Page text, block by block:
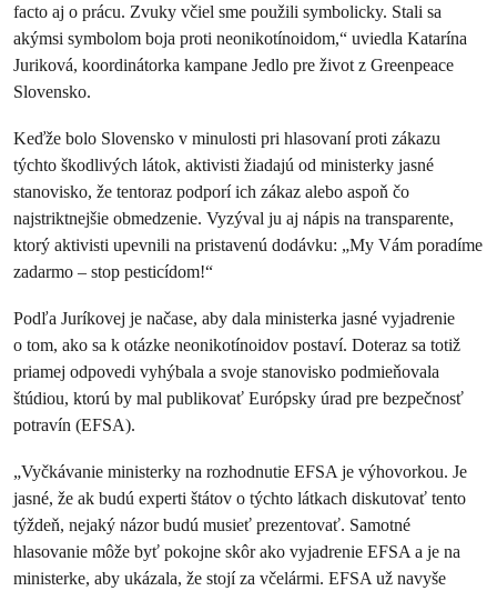
facto aj o prácu. Zvuky včiel sme použili symbolicky. Stali sa
akýmsi symbolom boja proti neonikotínoidom,“ uviedla Katarína
Juriková, koordinátorka kampane Jedlo pre život z Greenpeace
Slovensko.
Keďže bolo Slovensko v minulosti pri hlasovaní proti zákazu
týchto škodlivých látok, aktivisti žiadajú od ministerky jasné
stanovisko, že tentoraz podporí ich zákaz alebo aspoň čo
najstriktnejšie obmedzenie. Vyzýval ju aj nápis na transparente,
ktorý aktivisti upevnili na pristavenú dodávku: „My Vám poradíme
zadarmo – stop pesticídom!“
Podľa Juríkovej je načase, aby dala ministerka jasné vyjadrenie
o tom, ako sa k otázke neonikotínoidov postaví. Doteraz sa totiž
priamej odpovedi vyhýbala a svoje stanovisko podmieňovala
štúdiou, ktorú by mal publikovať Európsky úrad pre bezpečnosť
potravín (EFSA).
„Vyčkávanie ministerky na rozhodnutie EFSA je výhovorkou. Je
jasné, že ak budú experti štátov o týchto látkach diskutovať tento
týždeň, nejaký názor budú musieť prezentovať. Samotné
hlasovanie môže byť pokojne skôr ako vyjadrenie EFSA a je na
ministerke, aby ukázala, že stojí za včelármi. EFSA už navyše